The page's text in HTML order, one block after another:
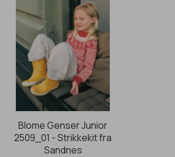
Blome Genser Junior
2509_01 - Strikkekit fra
Sandnes